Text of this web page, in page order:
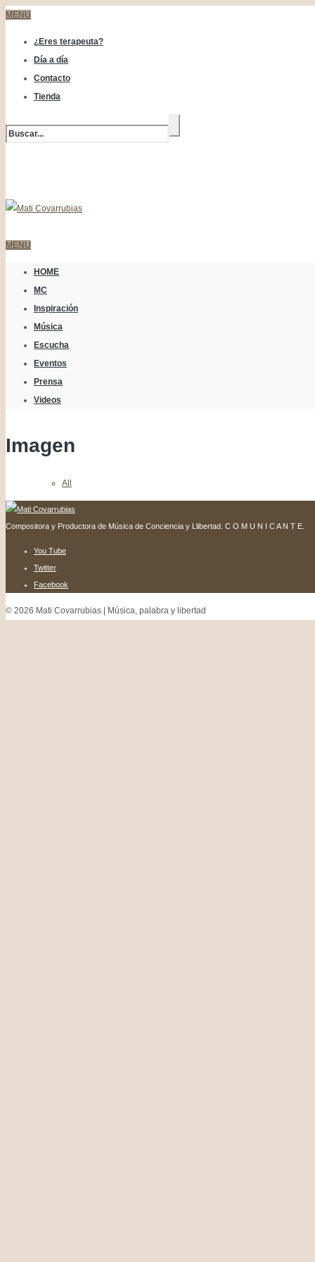
MENU
¿Eres terapeuta?
Día a día
Contacto
Tienda
MENU
HOME
MC
Inspiración
Música
Escucha
Eventos
Prensa
Videos
Imagen
All
Compositora y Productora de Música de Conciencia y Llibertad. C O M U N I C A N T E.
You Tube
Twitter
Facebook
© 2026 Mati Covarrubias | Música, palabra y libertad